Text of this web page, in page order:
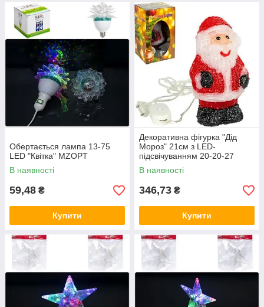
Обертається лампа 13-75
LED "Квітка" MZOPT
В наявності
59,48 ₴
Купити
Декоративна фігурка "Дід
Мороз" 21см з LED-
підсвічуванням 20-20-27
MZOPT
В наявності
346,73 ₴
Купити